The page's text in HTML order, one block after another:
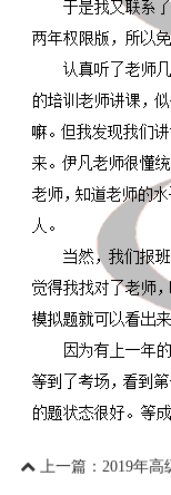
上一篇： 2019年高